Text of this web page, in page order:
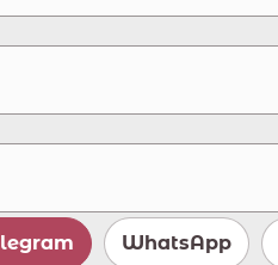
WhatsApp